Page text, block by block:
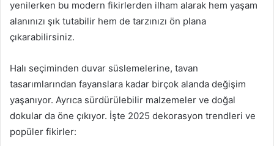
yenilerken bu modern fikirlerden ilham alarak hem yaşam
alanınızı şık tutabilir hem de tarzınızı ön plana
çıkarabilirsiniz.
Halı seçiminden duvar süslemelerine, tavan
tasarımlarından fayanslara kadar birçok alanda değişim
yaşanıyor. Ayrıca sürdürülebilir malzemeler ve doğal
dokular da öne çıkıyor. İşte 2025 dekorasyon trendleri ve
popüler fikirler: